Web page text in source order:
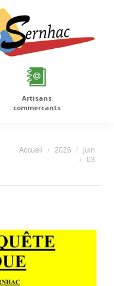
Artisans
commercants
Vous êtes ici :
Accueil 2026
juin
03